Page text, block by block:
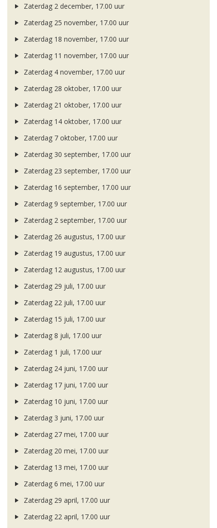
Zaterdag 2 december, 17.00 uur
Zaterdag 25 november, 17.00 uur
Zaterdag 18 november, 17.00 uur
Zaterdag 11 november, 17.00 uur
Zaterdag 4 november, 17.00 uur
Zaterdag 28 oktober, 17.00 uur
Zaterdag 21 oktober, 17.00 uur
Zaterdag 14 oktober, 17.00 uur
Zaterdag 7 oktober, 17.00 uur
Zaterdag 30 september, 17.00 uur
Zaterdag 23 september, 17.00 uur
Zaterdag 16 september, 17.00 uur
Zaterdag 9 september, 17.00 uur
Zaterdag 2 september, 17.00 uur
Zaterdag 26 augustus, 17.00 uur
Zaterdag 19 augustus, 17.00 uur
Zaterdag 12 augustus, 17.00 uur
Zaterdag 29 juli, 17.00 uur
Zaterdag 22 juli, 17.00 uur
Zaterdag 15 juli, 17.00 uur
Zaterdag 8 juli, 17.00 uur
Zaterdag 1 juli, 17.00 uur
Zaterdag 24 juni, 17.00 uur
Zaterdag 17 juni, 17.00 uur
Zaterdag 10 juni, 17.00 uur
Zaterdag 3 juni, 17.00 uur
Zaterdag 27 mei, 17.00 uur
Zaterdag 20 mei, 17.00 uur
Zaterdag 13 mei, 17.00 uur
Zaterdag 6 mei, 17.00 uur
Zaterdag 29 april, 17.00 uur
Zaterdag 22 april, 17.00 uur